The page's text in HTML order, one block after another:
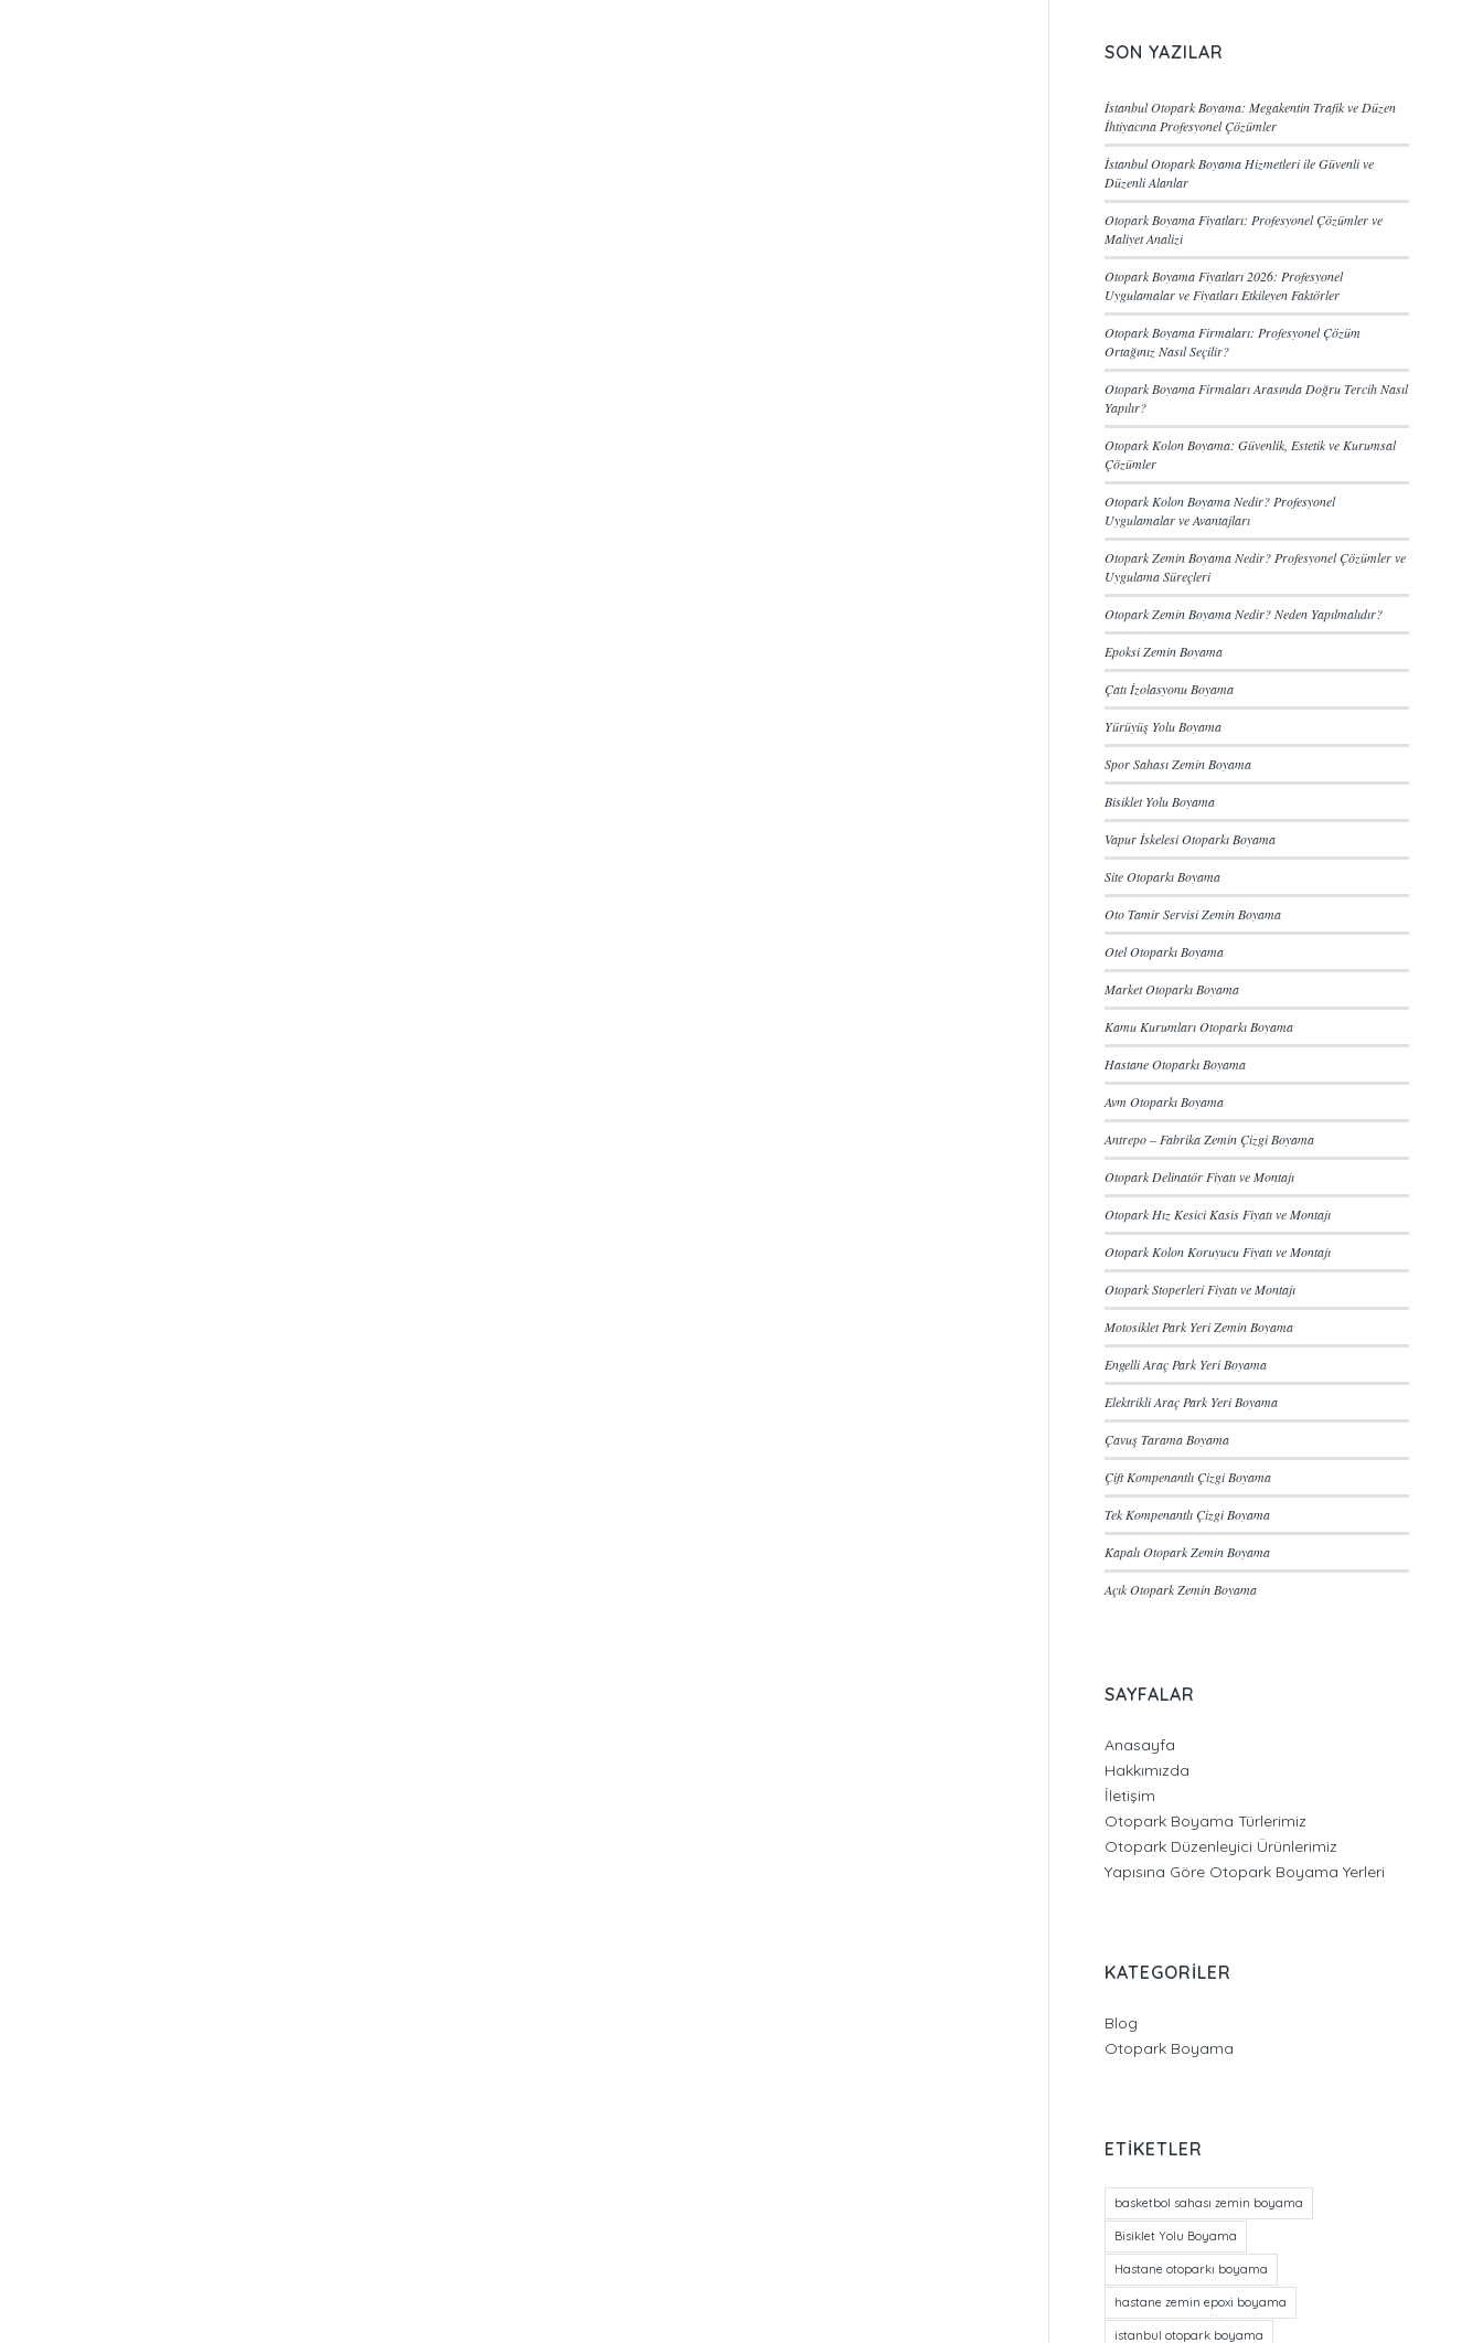
SON YAZILAR
İstanbul Otopark Boyama: Megakentin Trafik ve Düzen
İhtiyacına Profesyonel Çözümler
İstanbul Otopark Boyama Hizmetleri ile Güvenli ve
Düzenli Alanlar
Otopark Boyama Fiyatları: Profesyonel Çözümler ve
Maliyet Analizi
Otopark Boyama Fiyatları 2026: Profesyonel
Uygulamalar ve Fiyatları Etkileyen Faktörler
Otopark Boyama Firmaları: Profesyonel Çözüm
Ortağınız Nasıl Seçilir?
Otopark Boyama Firmaları Arasında Doğru Tercih Nasıl
Yapılır?
Otopark Kolon Boyama: Güvenlik, Estetik ve Kurumsal
Çözümler
Otopark Kolon Boyama Nedir? Profesyonel
Uygulamalar ve Avantajları
Otopark Zemin Boyama Nedir? Profesyonel Çözümler ve
Uygulama Süreçleri
Otopark Zemin Boyama Nedir? Neden Yapılmalıdır?
Epoksi Zemin Boyama
Çatı İzolasyonu Boyama
Yürüyüş Yolu Boyama
Spor Sahası Zemin Boyama
Bisiklet Yolu Boyama
Vapur İskelesi Otoparkı Boyama
Site Otoparkı Boyama
Oto Tamir Servisi Zemin Boyama
Otel Otoparkı Boyama
Market Otoparkı Boyama
Kamu Kurumları Otoparkı Boyama
Hastane Otoparkı Boyama
Avm Otoparkı Boyama
Antrepo – Fabrika Zemin Çizgi Boyama
Otopark Delinatör Fiyatı ve Montajı
Otopark Hız Kesici Kasis Fiyatı ve Montajı
Otopark Kolon Koruyucu Fiyatı ve Montajı
Otopark Stoperleri Fiyatı ve Montajı
Motosiklet Park Yeri Zemin Boyama
Engelli Araç Park Yeri Boyama
Elektrikli Araç Park Yeri Boyama
Çavuş Tarama Boyama
Çift Kompenantlı Çizgi Boyama
Tek Kompenantlı Çizgi Boyama
Kapalı Otopark Zemin Boyama
Açık Otopark Zemin Boyama
SAYFALAR
Anasayfa
Hakkımızda
İletişim
Otopark Boyama Türlerimiz
Otopark Düzenleyici Ürünlerimiz
Yapısına Göre Otopark Boyama Yerleri
KATEGORILER
Blog
Otopark Boyama
ETIKETLER
basketbol sahası zemin boyama
Bisiklet Yolu Boyama
Hastane otoparkı boyama
hastane zemin epoxi boyama
istanbul otopark boyama